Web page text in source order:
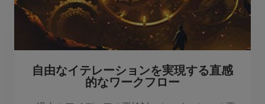
自由なイテレーションを実現する直感
的なワークフロー